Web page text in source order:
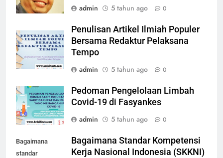
admin
5 tahun ago 0
Penulisan Artikel Ilmiah Populer
Bersama Redaktur Pelaksana
Tempo
admin
5 tahun ago 0
Pedoman Pengelolaan Limbah
Covid-19 di Fasyankes
admin
5 tahun ago 0
Bagaimana
standar
Bagaimana Standar Kompetensi
Kerja Nasional Indonesia (SKKNI)